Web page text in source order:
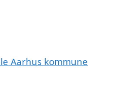
Aarhus kommune